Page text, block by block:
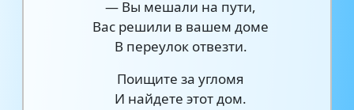
— Вы мешали на пути,
Вас решили в вашем доме
В переулок отвезти.
Поищите за угломя
И найдете этот дом.